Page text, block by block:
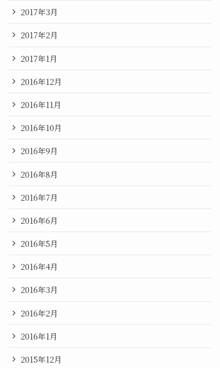
2017年3月
2017年2月
2017年1月
2016年12月
2016年11月
2016年10月
2016年9月
2016年8月
2016年7月
2016年6月
2016年5月
2016年4月
2016年3月
2016年2月
2016年1月
2015年12月